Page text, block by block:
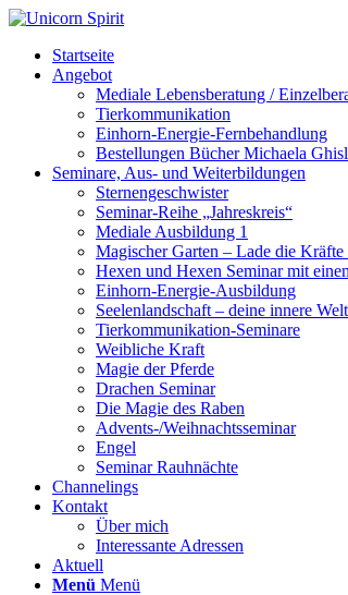
Startseite
Angebot
Mediale Lebensberatung /
Tierkommunikation
Einhorn-Energie-Fernbehandlung
Bestellungen Bücher Michaela
Seminare, Aus- und Weiterbildungen
Sternengeschwister
Seminar-Reihe „Jahreskreis“
Mediale Ausbildung 1
Magischer Garten – Lade die
Hexen und Hexen Seminar mit
Einhorn-Energie-Ausbildung
Seelenlandschaft – deine innere Welt
Tierkommunikation-Seminare
Weibliche Kraft
Magie der Pferde
Drachen Seminar
Die Magie des Raben
Advents-/Weihnachtsseminar
Engel
Seminar Rauhnächte
Channelings
Kontakt
Über mich
Interessante Adressen
Aktuell
Menü Menü